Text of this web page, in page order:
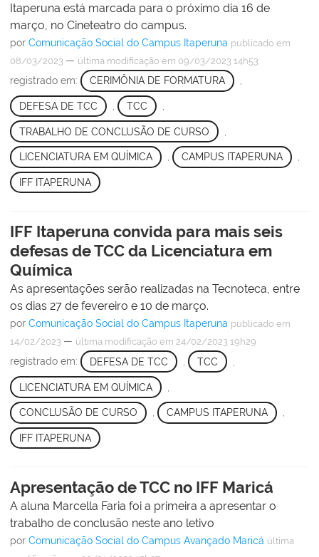
Itaperuna está marcada para o próximo dia 16 de
março, no Cineteatro do campus.
por Comunicação Social do Campus Itaperuna publicado em
08/03/2023 — última modificação em 09/03/2023 14h53
registrado em: CERIMÔNIA DE FORMATURA ,
DEFESA DE TCC TCC
TRABALHO DE CONCLUSÃO DE CURSO
LICENCIATURA EM QUÍMICA , CAMPUS ITAPERUNA ,
IFF ITAPERUNA
IFF Itaperuna convida para mais seis
defesas de TCC da Licenciatura em
Química
As apresentações serão realizadas na Tecnoteca, entre
os dias 27 de fevereiro e 10 de março.
por Comunicação Social do Campus Itaperuna publicado em
14/02/2023 — última modificação em 24/02/2023 19h29
registrado em: DEFESA DE TCC TCC
LICENCIATURA EM QUÍMICA
CONCLUSÃO DE CURSO , CAMPUS ITAPERUNA ,
IFF ITAPERUNA
Apresentação de TCC no IFF Maricá
A aluna Marcella Faria foi a primeira a apresentar o
trabalho de conclusão neste ano letivo
por Comunicação Social do Campus Avançado Maricá última